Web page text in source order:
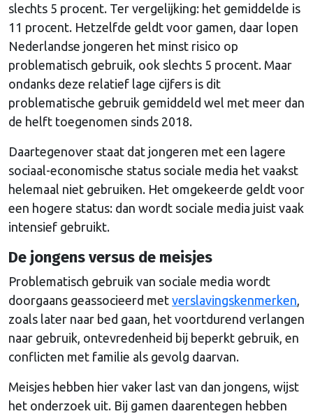
slechts 5 procent. Ter vergelijking: het gemiddelde is
11 procent. Hetzelfde geldt voor gamen, daar lopen
Nederlandse jongeren het minst risico op
problematisch gebruik, ook slechts 5 procent. Maar
ondanks deze relatief lage cijfers is dit
problematische gebruik gemiddeld wel met meer dan
de helft toegenomen sinds 2018.
Daartegenover staat dat jongeren met een lagere
sociaal-economische status sociale media het vaakst
helemaal niet gebruiken. Het omgekeerde geldt voor
een hogere status: dan wordt sociale media juist vaak
intensief gebruikt.
De jongens versus de meisjes
Problematisch gebruik van sociale media wordt
doorgaans geassocieerd met verslavingskenmerken
zoals later naar bed gaan, het voortdurend verlangen
naar gebruik, ontevredenheid bij beperkt gebruik, en
conflicten met familie als gevolg daarvan.
Meisjes hebben hier vaker last van dan jongens, wijst
het onderzoek uit. Bij gamen daarentegen hebben